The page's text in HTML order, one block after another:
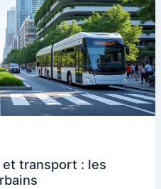
transport : les